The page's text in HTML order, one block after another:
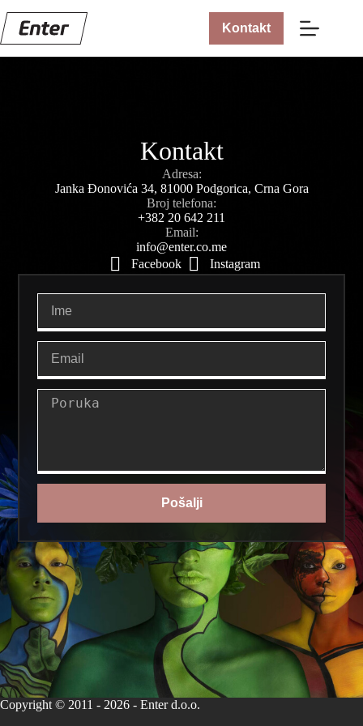
Kontakt
Kontakt
Adresa:
Janka Đonovića 34, 81000 Podgorica, Crna Gora
Broj telefona:
+382 20 642 211
Email:
info@enter.co.me
Facebook
Instagram
Pošalji
Copyright © 2011 - 2026 - Enter d.o.o.